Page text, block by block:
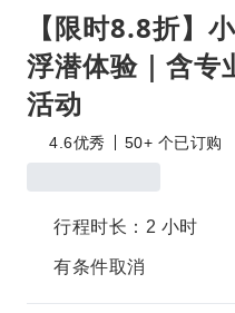
【限时8.8折】
浮潜体验｜含专
活动
4.6优秀 50+ 个已订购
行程时长：2 小时
有条件取消